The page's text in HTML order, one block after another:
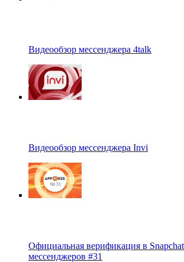
Видеообзор мессенджера 4talk
Видеообзор мессенджера Invi
Официальная верификация в
мессенджеров #31